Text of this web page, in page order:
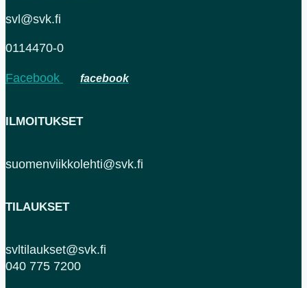
svl@svk.fi
0114470-0
Facebook
ILMOITUKSET
suomenviikkolehti@svk.fi
TILAUKSET
svltilaukset@svk.fi
040 775 7200